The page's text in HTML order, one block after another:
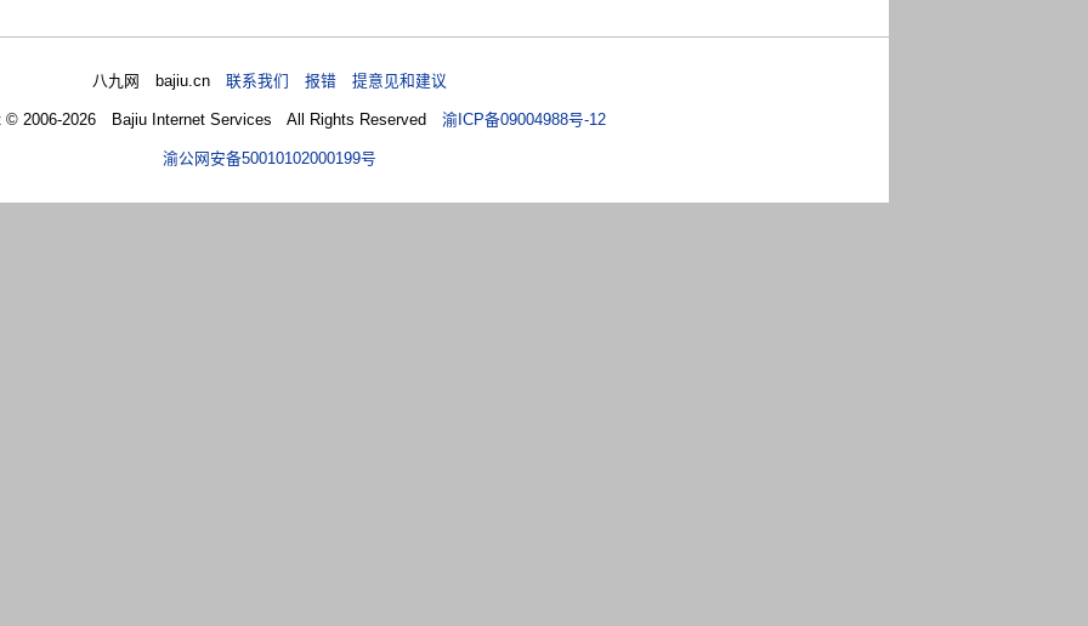
八九网 bajiu.cn联系我们 报错 提意见和建议
© 2006-2026 Bajiu Internet Services All Rights Reserved 渝ICP备09004988号-12
渝公网安备50010102000199号